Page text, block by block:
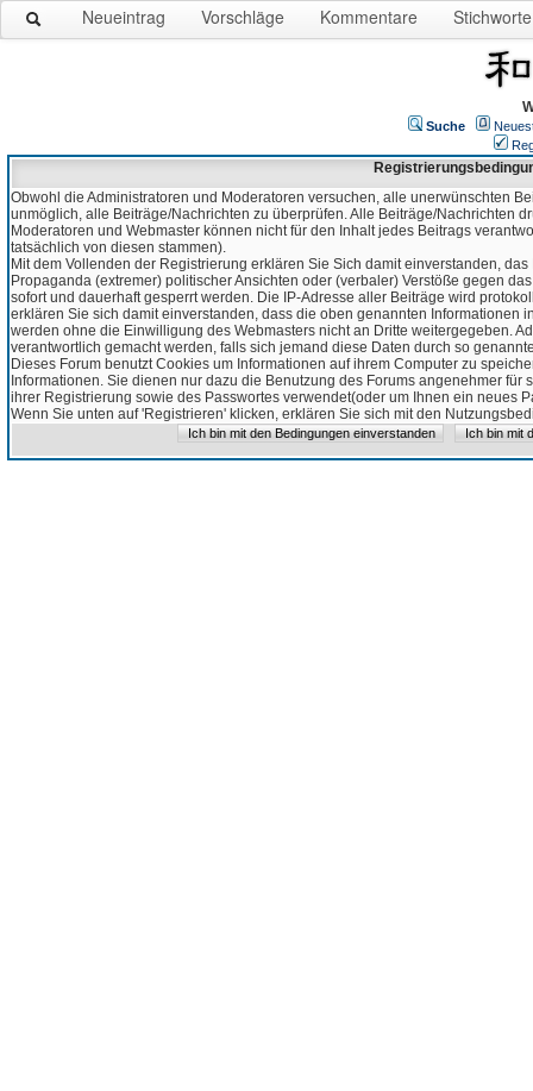
Neueintrag Vorschläge Kommentare Stichworte
Suche
Obwohl die Administratoren und Moderatoren versuchen, alle unerwünschten
unmöglich, alle Beiträge/Nachrichten zu überprüfen. Alle Beiträge/Nachrichten
Moderatoren und Webmaster können nicht für den Inhalt jedes Beitrags
tatsächlich von diesen stammen).
Mit dem Vollenden der Registrierung erklären Sie Sich damit einverstanden,
Propaganda (extremer) politischer Ansichten oder (verbaler) Verstöße gegen
sofort und dauerhaft gesperrt werden. Die IP-Adresse aller Beiträge wird
erklären Sie sich damit einverstanden, dass die oben genannten Informationen
werden ohne die Einwilligung des Webmasters nicht an Dritte weitergegeben.
verantwortlich gemacht werden, falls sich jemand diese Daten durch so
Dieses Forum benutzt Cookies um Informationen auf ihrem Computer zu
Informationen. Sie dienen nur dazu die Benutzung des Forums angenehmer
ihrer Registrierung sowie des Passwortes verwendet(oder um Ihnen ein neues
Wenn Sie unten auf 'Registrieren' klicken, erklären Sie sich mit den